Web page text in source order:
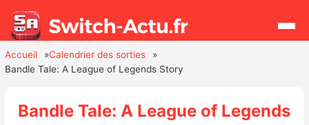
Accueil
Calendrier des sorties
Bandle Tale: A League of Legends Story
Bandle Tale: A League of Legends